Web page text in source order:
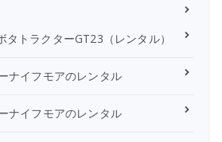
タトラクターGT23（レンタル）
ナイフモアのレンタル
ナイフモアのレンタル